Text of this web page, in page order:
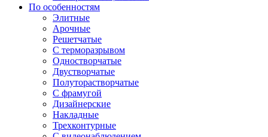
По особенностям
Элитные
Арочные
Решетчатые
С терморазрывом
Одностворчатые
Двустворчатые
Полуторастворчатые
С фрамугой
Дизайнерские
Накладные
Трехконтурные